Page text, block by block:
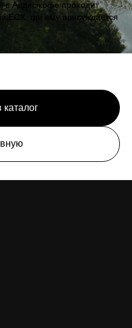
в Аддис кофе проходит
ECX, где ему присуждается